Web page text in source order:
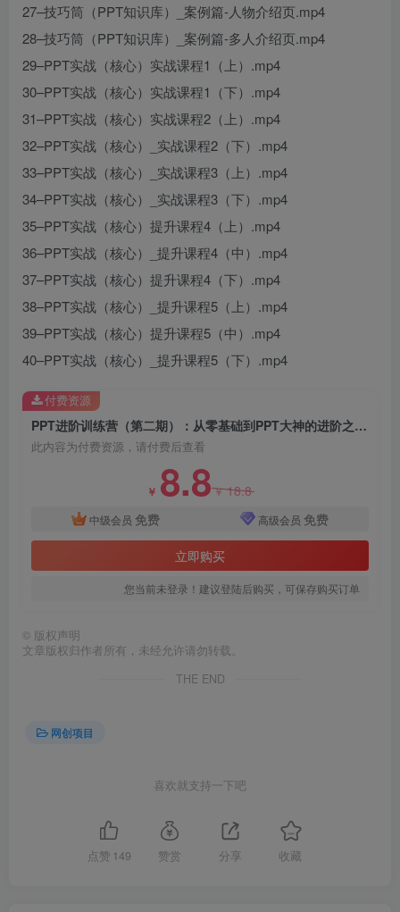
27–技巧筒（PPT知识库）_案例篇-人物介绍页.mp4
28–技巧筒（PPT知识库）_案例篇-多人介绍页.mp4
29–PPT实战（核心）实战课程1（上）.mp4
30–PPT实战（核心）实战课程1（下）.mp4
31–PPT实战（核心）实战课程2（上）.mp4
32–PPT实战（核心）_实战课程2（下）.mp4
33–PPT实战（核心）_实战课程3（上）.mp4
34–PPT实战（核心）_实战课程3（下）.mp4
35–PPT实战（核心）提升课程4（上）.mp4
36–PPT实战（核心）_提升课程4（中）.mp4
37–PPT实战（核心）提升课程4（下）.mp4
38–PPT实战（核心）_提升课程5（上）.mp4
39–PPT实战（核心）提升课程5（中）.mp4
40–PPT实战（核心）_提升课程5（下）.mp4
PPT进阶训练营（第二期）：从零基础到PPT大神的进阶之路（40节课）
此内容为付费资源，请付费后查看
￥ 8.8￥18.8
中级会员 免费 高级会员 免费
立即购买
您当前未登录！建议登陆后购买，可保存购买订单
付费资源
© 版权声明
文章版权归作者所有，未经允许请勿转载。
THE END
网创项目
喜欢就支持一下吧
点赞 149 赞赏 分享 收藏